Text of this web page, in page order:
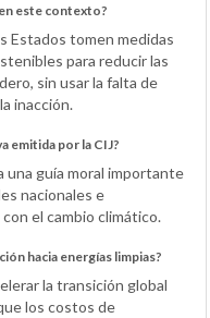
este contexto?
Estados tomen medidas
para reducir las
sin usar la falta de
inacción.
emitida por la CIJ?
una guía moral importante
nacionales e
el cambio climático.
hacia energías limpias?
la transición global
los costos de